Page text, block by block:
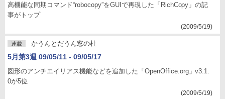
高機能な同期コマンド“robocopy”をGUIで再現した「RichCopy」の記
事がトップ
(2009/5/19)
連載 かうんとだうん窓の杜
5月第3週 09/05/11 - 09/05/17
図形のアンチエイリアス機能などを追加した「OpenOffice.org」v3.1.
0が5位
(2009/5/19)